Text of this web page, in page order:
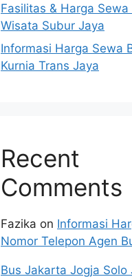
Fasilitas & Harga Sewa
Wisata Subur Jaya
Informasi Harga Sewa
Kurnia Trans Jaya
Recent
Comments
Fazika on Informasi
Nomor Telepon Agen
Bus Jakarta Jogja Solo